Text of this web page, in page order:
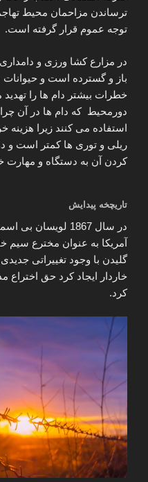
ترساندن مزاحمان محیط
توجه عموم قرار گرفته است.
در مزارع کشا ورزی و
باز و گسترده است و حیوانات
خطرات بیشتر دام ها را
دورمحیط که دام ها در آن
استفاده می کنند زیرا هزینه
ریلی و توری ها کمتر است و
کردن آن به دستگاه و مهارت
تاریچخه پیدایش
در سال 1867
آمریکا به عنوان مخترع سیم
گلیدن با وجود تغییراتی
کرد.